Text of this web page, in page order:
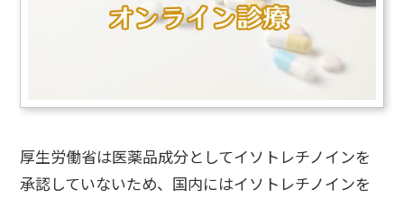
厚生労働省は医薬品成分としてイソトレチノインを
承認していないため、国内にはイソトレチノインを